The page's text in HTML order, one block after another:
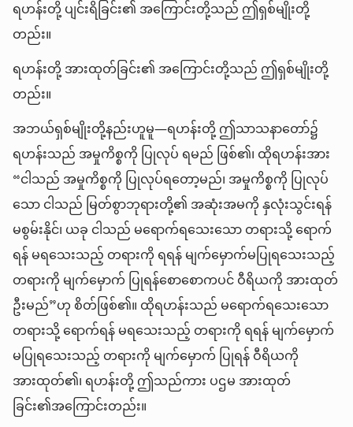
ရဟန်းတို့ ပျင်းရိခြင်း၏ အကြောင်းတို့သည် ဤရှစ်မျိုးတို့
တည်း။
ရဟန်းတို့ အားထုတ်ခြင်း၏ အကြောင်းတို့သည် ဤရှစ်မျိုးတို့
တည်း။
အဘယ်ရှစ်မျိုးတို့နည်းဟူမူ—ရဟန်းတို့ ဤသာသနာတော်၌
ရဟန်းသည် အမှုကိစ္စကို ပြုလုပ် ရမည် ဖြစ်၏၊ ထိုရဟန်းအား
“ငါသည် အမှုကိစ္စကို ပြုလုပ်ရတော့မည်၊ အမှုကိစ္စကို ပြုလုပ်
သော ငါသည် မြတ်စွာဘုရားတို့၏ အဆုံးအမကို နှလုံးသွင်းရန်
မစွမ်းနိုင်၊ ယခု ငါသည် မရောက်ရသေးသော တရားသို့ ရောက်
ရန် မရသေးသည့် တရားကို ရရန် မျက်မှောက်မပြုရသေးသည့်
တရားကို မျက်မှောက် ပြုရန်စောစောကပင် ဝီရိယကို အားထုတ်
ဦးမည်”ဟု စိတ်ဖြစ်၏။ ထိုရဟန်းသည် မရောက်ရသေးသော
တရားသို့ ရောက်ရန် မရသေးသည့် တရားကို ရရန် မျက်မှောက်
မပြုရသေးသည့် တရားကို မျက်မှောက် ပြုရန် ဝီရိယကို
အားထုတ်၏၊ ရဟန်းတို့ ဤသည်ကား ပဌမ အားထုတ်
ခြင်း၏အကြောင်းတည်း။